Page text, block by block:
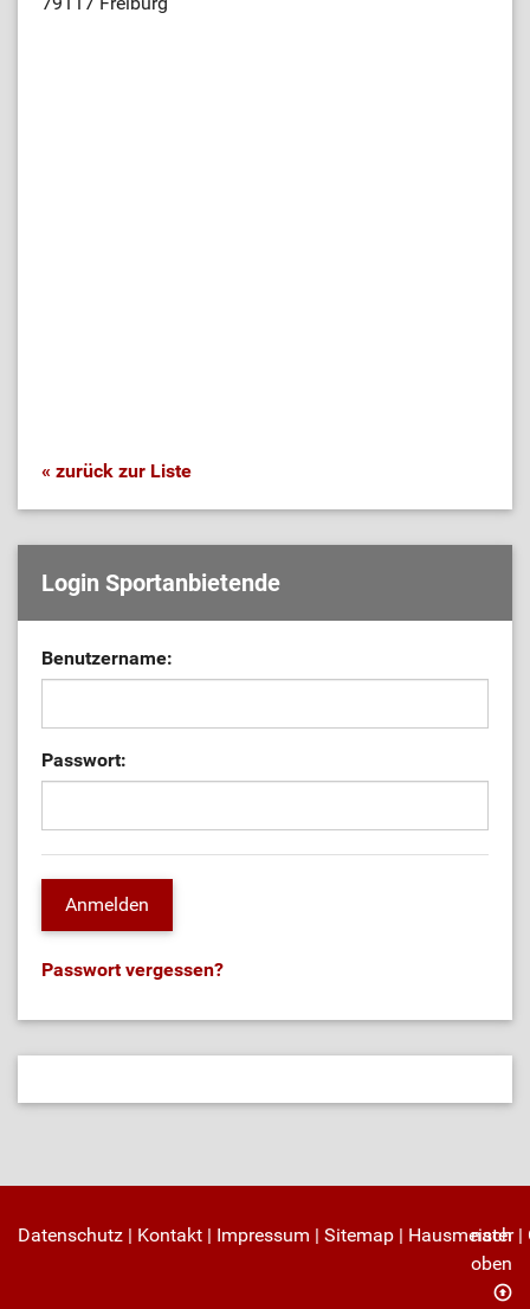
« zurück zur Liste
Login Sportanbietende
Benutzername:
Passwort:
Passwort vergessen?
Datenschutz | Kontakt | Impressum | Sitemap | Hausmeister|
nach
oben